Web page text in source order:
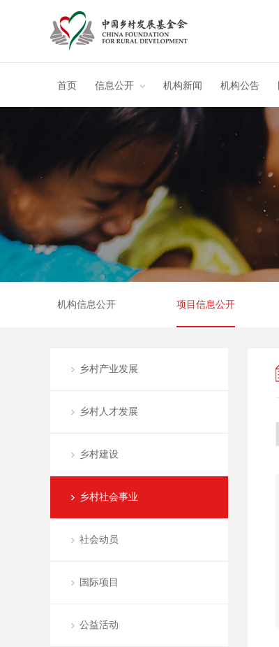
首页 信息公开 机构新闻 机构公告
机构信息公开 项目信息公开
乡村产业发展
乡村人才发展
乡村建设
乡村社会事业
社会动员
国际项目
公益活动